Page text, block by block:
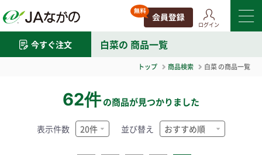
ログイン
今すぐ注文 白菜の 商品一覧
トップ 商品検索 白菜の商品一覧
62件の商品が見つかりました
表示件数 並び替え